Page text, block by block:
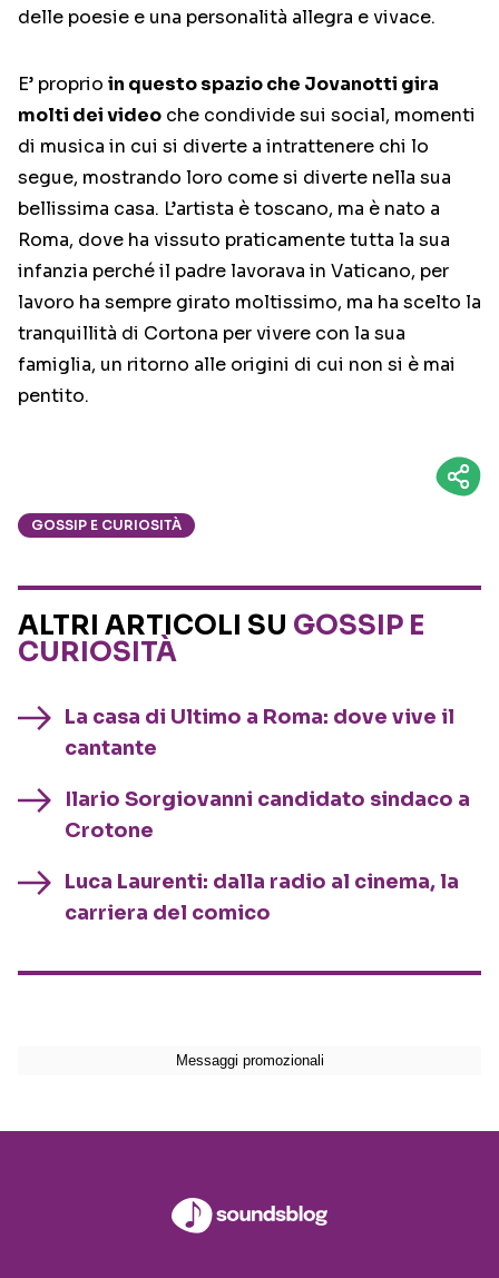
delle poesie e una personalità allegra e vivace.
E’ proprio in questo spazio che Jovanotti gira
molti dei video che condivide sui social, momenti
di musica in cui si diverte a intrattenere chi lo
segue, mostrando loro come si diverte nella sua
bellissima casa. L’artista è toscano, ma è nato a
Roma, dove ha vissuto praticamente tutta la sua
infanzia perché il padre lavorava in Vaticano, per
lavoro ha sempre girato moltissimo, ma ha scelto la
tranquillità di Cortona per vivere con la sua
famiglia, un ritorno alle origini di cui non si è mai
pentito.
GOSSIP E CURIOSITÀ
ALTRI ARTICOLI SU GOSSIP E
CURIOSITÀ
La casa di Ultimo a Roma: dove vive il
cantante
Ilario Sorgiovanni candidato sindaco a
Crotone
Luca Laurenti: dalla radio al cinema, la
carriera del comico